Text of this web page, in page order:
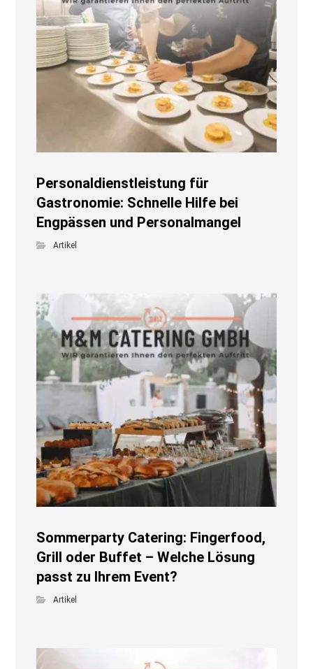
Personaldienstleistung für
Gastronomie: Schnelle Hilfe bei
Engpässen und Personalmangel
Artikel
Sommerparty Catering: Fingerfood,
Grill oder Buffet – Welche Lösung
passt zu Ihrem Event?
Artikel